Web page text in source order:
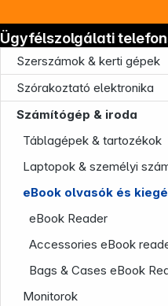
Szerszámok & kerti gépek
Szórakoztató elektronika
Számítógép & iroda
Táblagépek & tartozékok
Laptopok & személyi
eBook olvasók és
eBook Reader
Accessories eBook
Bags & Cases eBook
Monitorok
Ügyfélszolgálati